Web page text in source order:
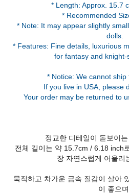
* Length: Approx. 15.7
* Recommended
* Note: It may appear slightly
dolls.
* Features: Fine details, luxurious
for fantasy and knight-
* Notice: We cannot ship
If you live in USA, please
Your order may be returned to
정교한 디테일이 돋보이
전체 길이는 약 15.7cm / 6.18 inch
장 자연스럽게 어울리
묵직하고 차가운 금속 질감이 살아
이 좋으